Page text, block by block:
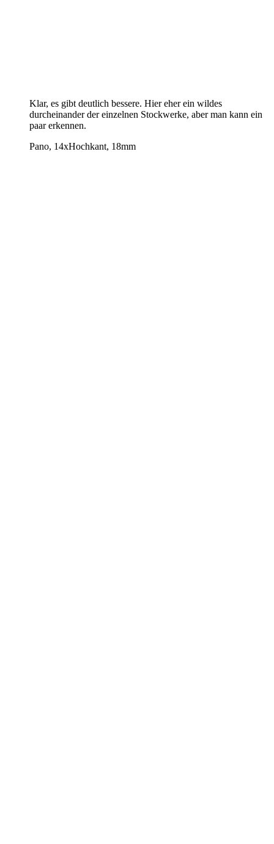
Klar, es gibt deutlich bessere. Hier eher ein wildes
durcheinander der einzelnen Stockwerke, aber man kann ein
paar erkennen.
Pano, 14xHochkant, 18mm